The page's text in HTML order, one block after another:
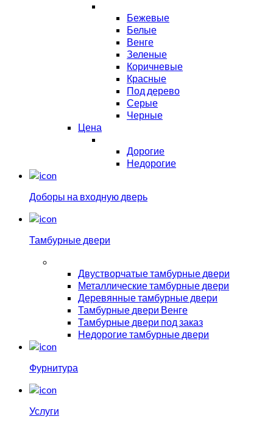
Бежевые
Белые
Венге
Зеленые
Коричневые
Красные
Под дерево
Серые
Черные
Цена
Дорогие
Недорогие
Доборы на входную дверь
Тамбурные двери
Двустворчатые тамбурные двери
Металлические тамбурные двери
Деревянные тамбурные двери
Тамбурные двери Венге
Тамбурные двери под заказ
Недорогие тамбурные двери
Фурнитура
Услуги